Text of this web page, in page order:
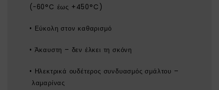
(-60°C έως +450°C)
• Εύκολη στον καθαρισμό
• Άκαυστη – δεν έλκει τη σκόνη
• Ηλεκτρικά ουδέτερος συνδυασμός σμάλτου –
λαμαρίνας